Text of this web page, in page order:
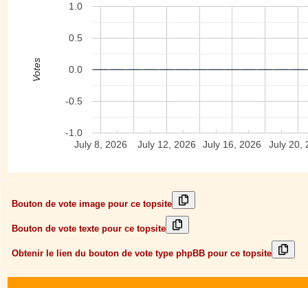
July 8, 2026 July 12, 2026 July 16, 2026 July 20,
-1.0
-0.5
0.0
0.5
1.0
Votes
Bouton de vote image pour ce topsite
Bouton de vote texte pour ce topsite
Obtenir le lien du bouton de vote type phpBB pour ce topsite